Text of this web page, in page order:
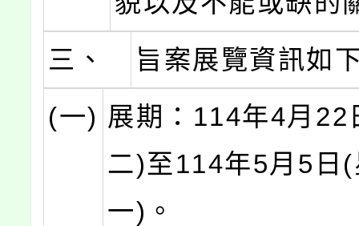
三、
旨案展覽資訊如
(一) 展期：114年4月22
二)至114年5月5日
一)。